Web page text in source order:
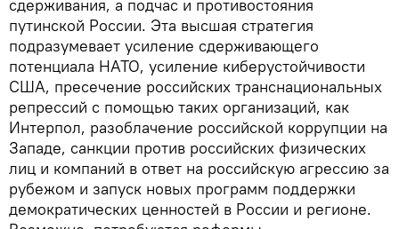
сдерживания, а подчас и противостояния
путинской России. Эта высшая стратегия
подразумевает усиление сдерживающего
потенциала НАТО, усиление киберустойчивости
США, пресечение российских транснациональных
репрессий с помощью таких организаций, как
Интерпол, разоблачение российской коррупции на
Западе, санкции против российских физических
лиц и компаний в ответ на российскую агрессию за
рубежом и запуск новых программ поддержки
демократических ценностей в России и регионе.